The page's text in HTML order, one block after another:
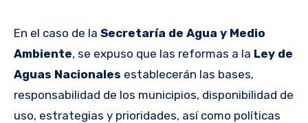
En el caso de la Secretaría de Agua y Medio
Ambiente, se expuso que las reformas a la Ley de
Aguas Nacionales establecerán las bases,
responsabilidad de los municipios, disponibilidad de
uso, estrategias y prioridades, así como políticas